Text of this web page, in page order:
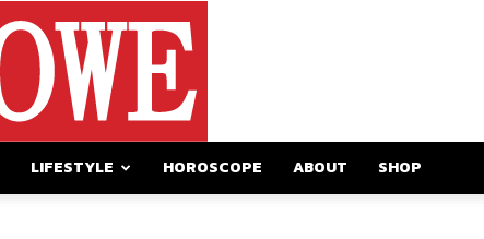
LIFESTYLE HOROSCOPE ABOUT SHOP